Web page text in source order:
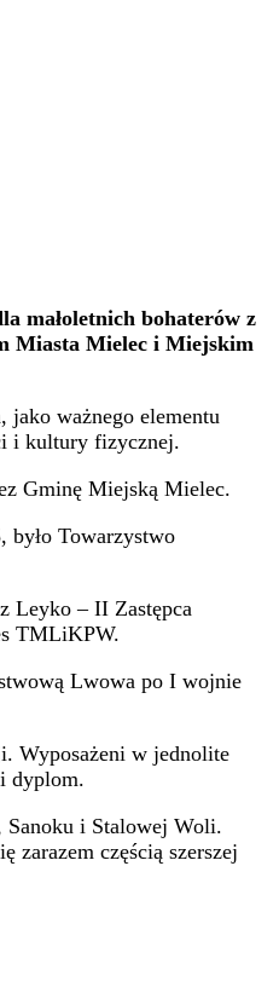
małoletnich bohaterów z
Miasta Mielec i Miejskim
ważnego elementu
i kultury fizycznej.
Gminę Miejską Mielec.
było Towarzystwo
Leyko – II Zastępca
TMLiKPW.
Lwowa po I wojnie
Wyposażeni w jednolite
dyplom.
Sanoku i Stalowej Woli.
zarazem częścią szerszej